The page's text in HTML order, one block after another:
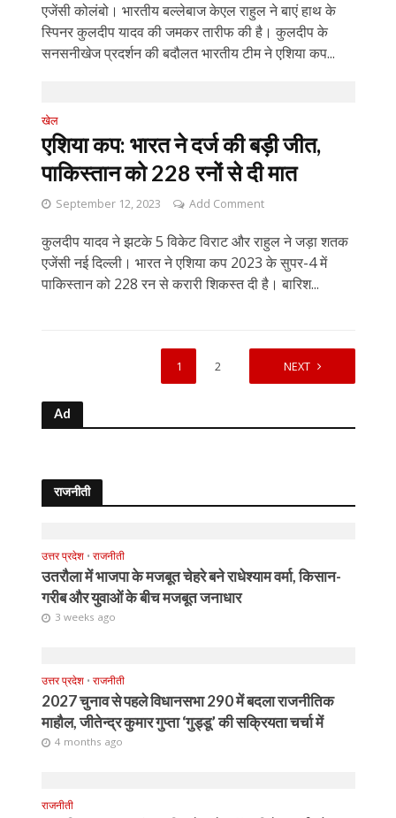
एजेंसी कोलंबो। भारतीय बल्लेबाज केएल राहुल ने बाएं हाथ के
स्पिनर कुलदीप यादव की जमकर तारीफ की है। कुलदीप के
सनसनीखेज प्रदर्शन की बदौलत भारतीय टीम ने एशिया कप...
खेल
एशिया कप: भारत ने दर्ज की बड़ी जीत,
पाकिस्तान को 228 रनों से दी मात
September 12, 2023 Add Comment
कुलदीप यादव ने झटके 5 विकेट विराट और राहुल ने जड़ा शतक
एजेंसी नई दिल्ली। भारत ने एशिया कप 2023 के सुपर-4 में
पाकिस्तान को 228 रन से करारी शिकस्त दी है। बारिश...
1 2 NEXT
Ad
राजनीती
उत्तर प्रदेश • राजनीती
उतरौला में भाजपा के मजबूत चेहरे बने राधेश्याम वर्मा, किसान-
गरीब और युवाओं के बीच मजबूत जनाधार
3 weeks ago
उत्तर प्रदेश • राजनीती
2027 चुनाव से पहले विधानसभा 290 में बदला राजनीतिक
माहौल, जीतेन्द्र कुमार गुप्ता ‘गुड्डू’ की सक्रियता चर्चा में
4 months ago
राजनीती